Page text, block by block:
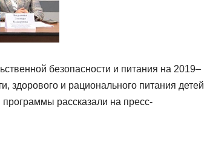
безопасности и питания на 2019–
здорового и рационального питания детей
рассказали на пресс-